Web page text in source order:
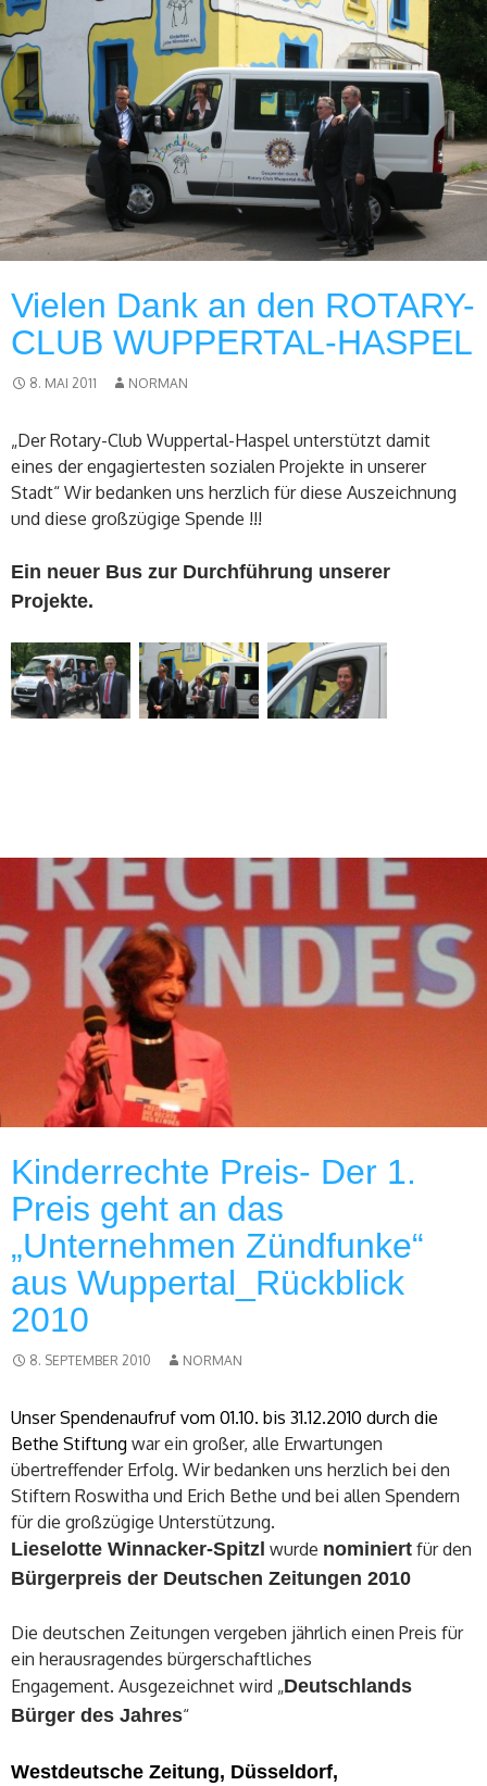
Vielen Dank an den ROTARY-
CLUB WUPPERTAL-HASPEL
8. MAI 2011 NORMAN
„Der Rotary-Club Wuppertal-Haspel unterstützt damit
eines der engagiertesten sozialen Projekte in unserer
Stadt“ Wir bedanken uns herzlich für diese Auszeichnung
und diese großzügige Spende !!!
Ein neuer Bus zur Durchführung unserer
Projekte.
Kinderrechte Preis- Der 1.
Preis geht an das
„Unternehmen Zündfunke“
aus Wuppertal_Rückblick
2010
8. SEPTEMBER 2010 NORMAN
Unser Spendenaufruf vom 01.10. bis 31.12.2010 durch die
Bethe Stiftung war ein großer, alle Erwartungen
übertreffender Erfolg. Wir bedanken uns herzlich bei den
Stiftern Roswitha und Erich Bethe und bei allen Spendern
für die großzügige Unterstützung.
Lieselotte Winnacker-Spitzl wurde nominiert für den
Bürgerpreis der Deutschen Zeitungen 2010
Die deutschen Zeitungen vergeben jährlich einen Preis für
ein herausragendes bürgerschaftliches
Engagement. Ausgezeichnet wird „Deutschlands
Bürger des Jahres“
Westdeutsche Zeitung, Düsseldorf,